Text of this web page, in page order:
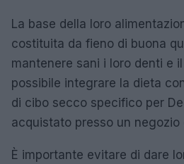
La base della loro
costituita da fieno di buona
mantenere sani i loro denti e
possibile integrare la dieta
di cibo secco specifico per
acquistato presso un negozio
È importante evitare di dare